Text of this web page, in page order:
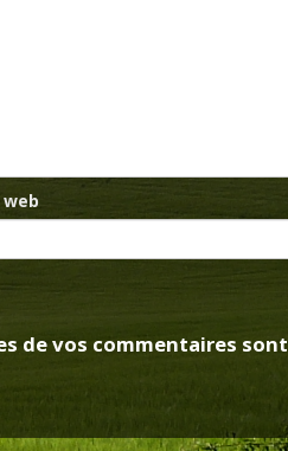
de vos commentaires sont